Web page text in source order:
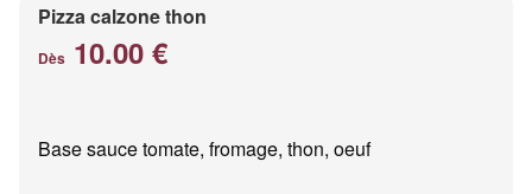
Pizza calzone thon
Dès 10.00 €
Base sauce tomate, fromage, thon, oeuf